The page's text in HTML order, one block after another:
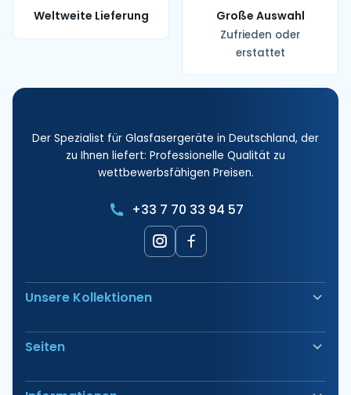
Weltweite Lieferung Große Auswahl
Zufrieden oder
erstattet
Der Spezialist für Glasfasergeräte in Deutschland, der
zu Ihnen liefert: Professionelle Qualität zu
wettbewerbsfähigen Preisen.
+33 7 70 33 94 57
Unsere Kollektionen
Glasfaserschweißgerät
Sicherheit & Absicherung
Werkzeug
Seiten
Unsere Produkte